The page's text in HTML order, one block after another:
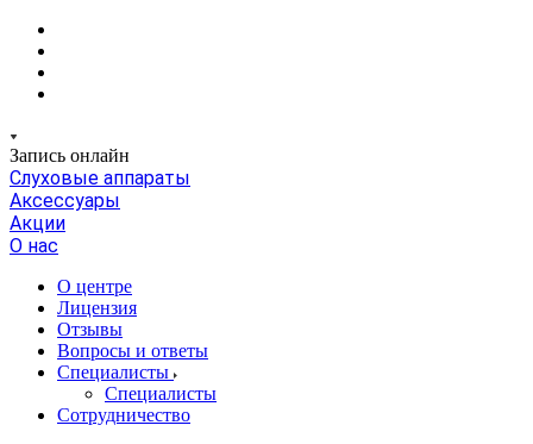
Запись онлайн
Слуховые аппараты
Аксессуары
Акции
О нас
О центре
Лицензия
Отзывы
Вопросы и ответы
Специалисты
Специалисты
Сотрудничество